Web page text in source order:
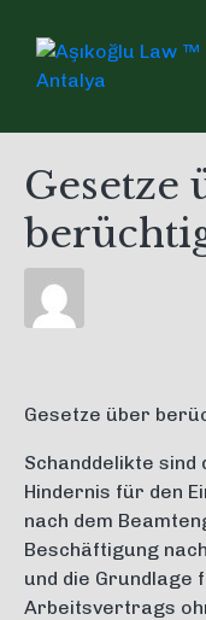
Gesetze
Gesetze über
Schanddelikte sind
Hindernis für den
nach dem
Beschäftigung
und die Grundlage
Arbeitsvertrags